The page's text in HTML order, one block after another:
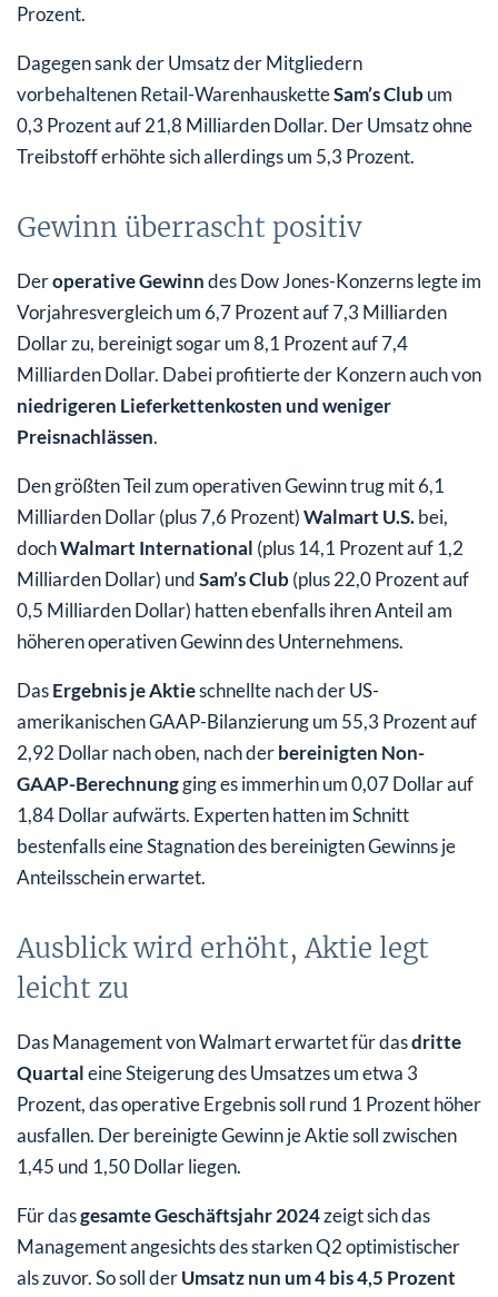
Prozent.
Dagegen sank der Umsatz der Mitgliedern
vorbehaltenen Retail-WarenhausketteSam’s Clubum
0,3 Prozent auf 21,8 Milliarden Dollar. Der Umsatz ohne
Treibstoff erhöhte sich allerdings um 5,3 Prozent.
Gewinn überrascht positiv
Deroperative Gewinndes Dow Jones-Konzerns legte im
Vorjahresvergleich um 6,7 Prozent auf 7,3 Milliarden
Dollar zu, bereinigt sogar um 8,1 Prozent auf 7,4
Milliarden Dollar. Dabei profitierte der Konzern auch von
niedrigeren Lieferkettenkosten und weniger
Preisnachlässen.
Den größten Teil zum operativen Gewinn trug mit 6,1
Milliarden Dollar (plus 7,6 Prozent)Walmart U.S.bei,
dochWalmart International (plus 14,1 Prozent auf 1,2
Milliarden Dollar) undSam’s Club(plus 22,0 Prozent auf
0,5 Milliarden Dollar) hatten ebenfalls ihren Anteil am
höheren operativen Gewinn des Unternehmens.
DasErgebnis je Aktieschnellte nach der US-
amerikanischen GAAP-Bilanzierung um 55,3 Prozent auf
2,92 Dollar nach oben, nach derbereinigten Non-
GAAP-Berechnungging es immerhin um 0,07 Dollar auf
1,84 Dollar aufwärts. Experten hatten im Schnitt
bestenfalls eine Stagnation des bereinigten Gewinns je
Anteilsschein erwartet.
Ausblick wird erhöht, Aktie legt
leicht zu
Das Management von Walmart erwartet für dasdritte
Quartaleine Steigerung des Umsatzes um etwa 3
Prozent, das operative Ergebnis soll rund 1 Prozent höher
ausfallen. Der bereinigte Gewinn je Aktie soll zwischen
1,45 und 1,50 Dollar liegen.
Für dasgesamte Geschäftsjahr 2024zeigt sich das
Management angesichts des starken Q2 optimistischer
als zuvor. So soll derUmsatz nun um 4 bis 4,5 Prozent